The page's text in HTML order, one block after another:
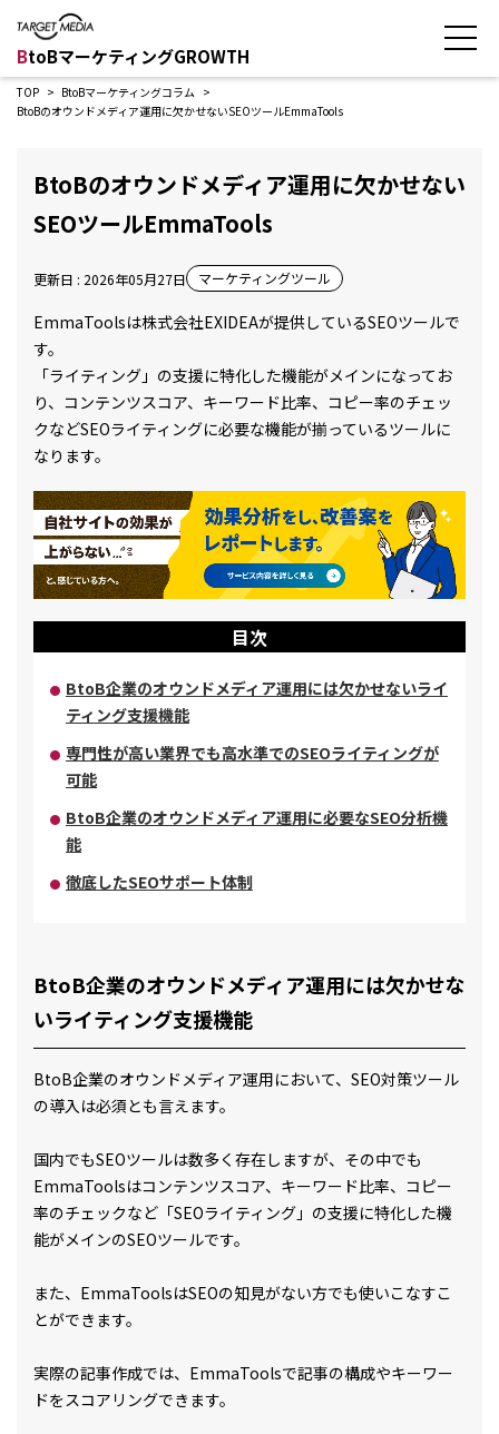
BtoBマーケティングGROWTH
TOP
BtoBマーケティングコラム
BtoBのオウンドメディア運用に欠かせないSEOツールEmmaTools
BtoBのオウンドメディア運用に欠かせない
SEOツールEmmaTools
更新日 : 2026年05月27日 マーケティングツール
EmmaToolsは株式会社EXIDEAが提供しているSEOツールで
す。
「ライティング」の支援に特化した機能がメインになってお
り、コンテンツスコア、キーワード比率、コピー率のチェッ
クなどSEOライティングに必要な機能が揃っているツールに
なります。
目次
BtoB企業のオウンドメディア運用には欠かせないライ
ティング支援機能
専門性が高い業界でも高水準でのSEOライティングが
可能
BtoB企業のオウンドメディア運用に必要なSEO分析機
能
徹底したSEOサポート体制
BtoB企業のオウンドメディア運用には欠かせな
いライティング支援機能
BtoB企業のオウンドメディア運用において、SEO対策ツール
の導入は必須とも言えます。
国内でもSEOツールは数多く存在しますが、その中でも
EmmaToolsはコンテンツスコア、キーワード比率、コピー
率のチェックなど「SEOライティング」の支援に特化した機
能がメインのSEOツールです。
また、EmmaToolsはSEOの知見がない方でも使いこなすこ
とができます。
実際の記事作成では、EmmaToolsで記事の構成やキーワー
ドをスコアリングできます。